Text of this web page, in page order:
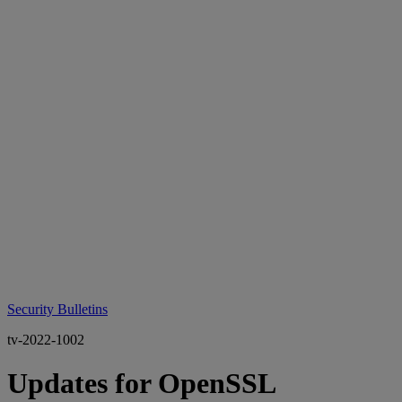
Security Bulletins
tv-2022-1002
Updates for OpenSSL